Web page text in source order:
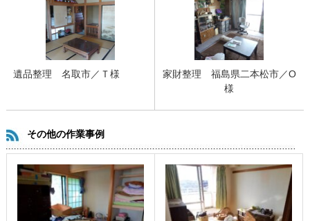
遺品整理 名取市／Ｔ様
家財整理 福島県二本松市／O
様
その他の作業事例